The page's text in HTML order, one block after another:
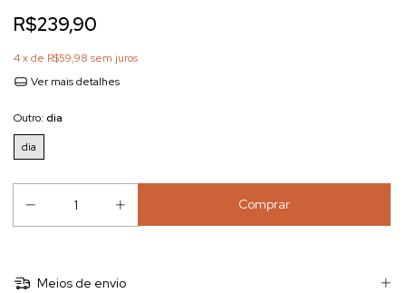
R$239,90
4x de R$59,98 sem juros
Ver mais detalhes
Outro: dia
dia
Meios de envio